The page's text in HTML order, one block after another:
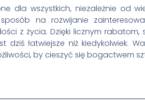
dla wszystkich, niezależnie od
na rozwijanie
z życia. Dzięki licznym
dziś łatwiejsze niż kiedykolwiek.
by cieszyć się bogactwem